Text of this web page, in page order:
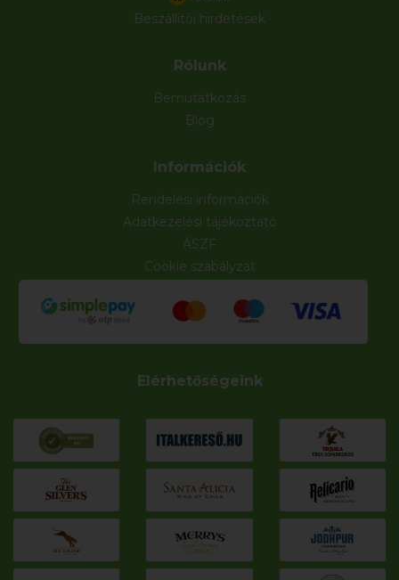
Beszállítói hirdetések
Rólunk
Bemutatkozás
Blog
Információk
Rendelési információk
Adatkezelési tájékoztató
ÁSZF
Cookie szabályzat
Elérhetőségeink